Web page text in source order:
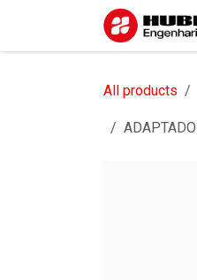
Pular para o conteúdo
All products